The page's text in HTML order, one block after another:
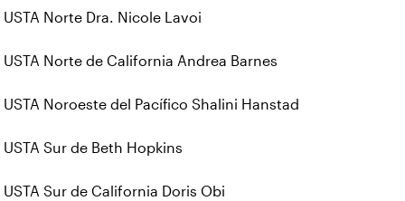
USTA Norte Dra. Nicole Lavoi
USTA Norte de California Andrea Barnes
USTA Noroeste del Pacífico Shalini Hanstad
USTA Sur de Beth Hopkins
USTA Sur de California Doris Obi